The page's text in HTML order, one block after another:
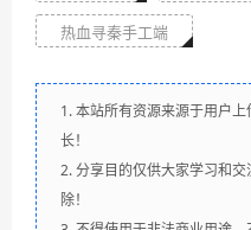
热血寻秦手工端
1. 本站所有资源来源于用户
长！
2. 分享目的仅供大家学习和
除！